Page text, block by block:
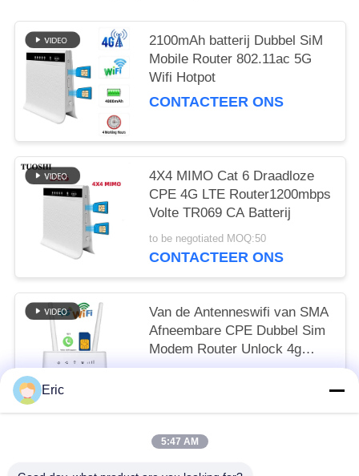
2100mAh batterij Dubbel SiM
Mobile Router 802.11ac 5G
Wifi Hotpot
CONTACTEER ONS
4X4 MIMO Cat 6 Draadloze
CPE 4G LTE Router1200mbps
Volte TR069 CA Batterij
to be negotiated MOQ:50
CONTACTEER ONS
Van de Antenneswifi van SMA
Afneembare CPE Dubbel Sim
Modem Router Unlock 4g
Draadloze LTE 150mbps
Eric
5:47 AM